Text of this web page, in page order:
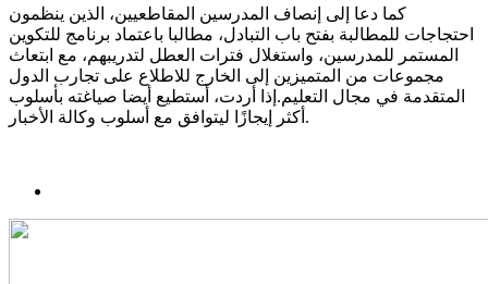
كما دعا إلى إنصاف المدرسين المقاطعيين، الذين ينظمون
احتجاجات للمطالبة بفتح باب التبادل، مطالبا باعتماد برنامج للتكوين
المستمر للمدرسين، واستغلال فترات العطل لتدريبهم، مع ابتعاث
مجموعات من المتميزين إلى الخارج للاطلاع على تجارب الدول
المتقدمة في مجال التعليم.إذا أردت، أستطيع أيضا صياغته بأسلوب
أكثر إيجازًا ليتوافق مع أسلوب وكالة الأخبار.